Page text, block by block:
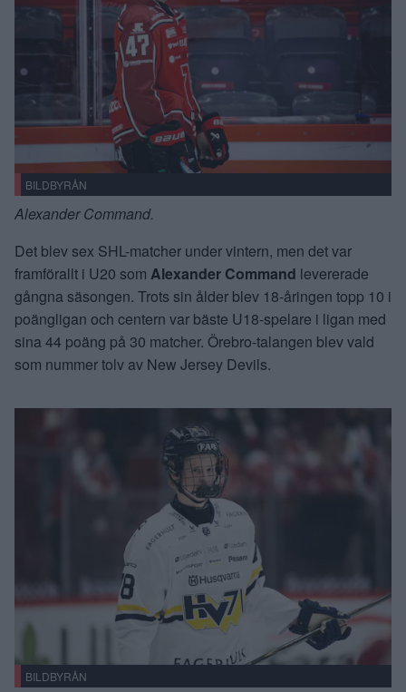
BILDBYRÅN
Alexander Command.
Det blev sex SHL-matcher under vintern, men det var
framförallt i U20 som Alexander Command levererade
gångna säsongen. Trots sin ålder blev 18-åringen topp 10 i
poängligan och centern var bäste U18-spelare i ligan med
sina 44 poäng på 30 matcher. Örebro-talangen blev vald
som nummer tolv av New Jersey Devils.
BILDBYRÅN